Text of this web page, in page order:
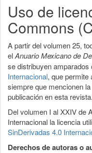
Uso de
Commons
A partir del volumen 25,
elAnuario Mexicano de
se distribuyen amparados
Internacional, que permite
siempre que mencionen
publicación en esta revista.
Del volumen I al XXIV de
Internacional la licencia
SinDerivadas 4.0
Derechos de autoras o